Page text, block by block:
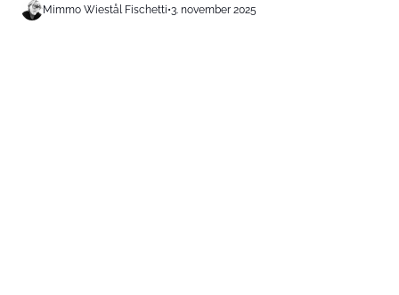
Mimmo Wiestål Fischetti•3. november 2025